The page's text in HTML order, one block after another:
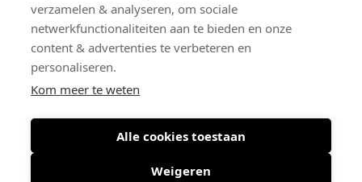
verzamelen & analyseren, om sociale
netwerkfunctionaliteiten aan te bieden en onze
content & advertenties te verbeteren en
personaliseren.
Kom meer te weten
Alle cookies toestaan
Weigeren
Betalen
Veelgestelde vragen
© 2026 West-End BV-Meir 75, 2000 Antwerpen (België)
Algemene voorwaarden